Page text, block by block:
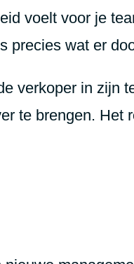
voelt voor je
precies wat er
verkoper in zijn
te brengen.